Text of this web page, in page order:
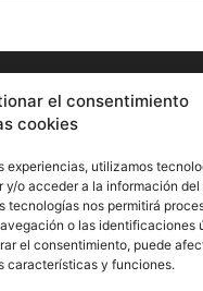
el consentimiento
cookies
experiencias, utilizamos
o acceder a la información del
tecnologías nos permitirá
o las identificaciones
el consentimiento, puede
características y funciones.
ABOUT US
de Málaga y otros de